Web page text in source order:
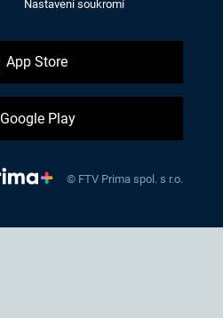
Nastavení soukromí
App Store
Google Play
© FTV Prima spol. s r.o.